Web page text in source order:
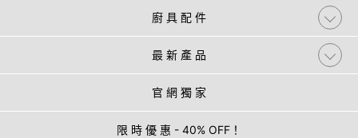
廚 具 配 件
最 新 產 品
官 網 獨 家
限 時 優 惠 - 40% OFF！